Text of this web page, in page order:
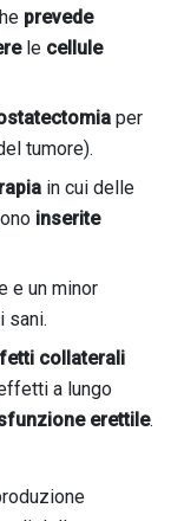
prevede
le cellule
per
tumore).
in cui delle
inserite
e un minor
sani.
collaterali
a lungo
erettile.